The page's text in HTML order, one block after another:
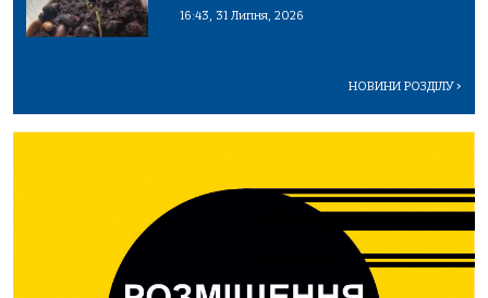
16:43, 31 Липня, 2026
НОВИНИ РОЗДІЛУ>